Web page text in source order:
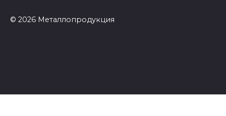
© 2026 Металлопродукция